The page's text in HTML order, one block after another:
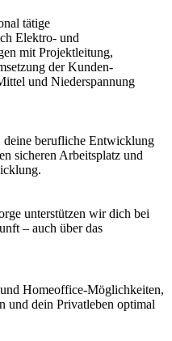
tätige
Elektro- und
mit Projektleitung,
der Kunden-
und Niederspannung
berufliche Entwicklung
sicheren Arbeitsplatz und
unterstützen wir dich bei
– auch über das
Homeoffice-Möglichkeiten,
und dein Privatleben optimal